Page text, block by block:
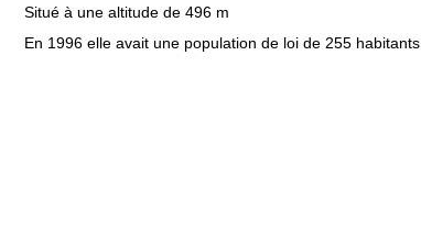
Situé à une altitude de 496 m
En 1996 elle avait une population de loi de 255 habitants